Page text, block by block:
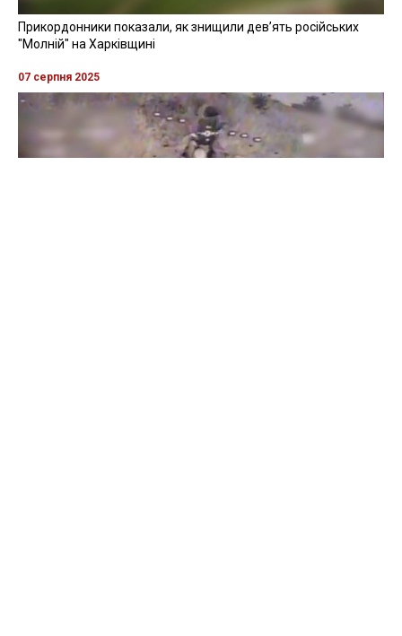
Прикордонники показали, як знищили девʼять російських
"Молній" на Харківщині
07 серпня 2025